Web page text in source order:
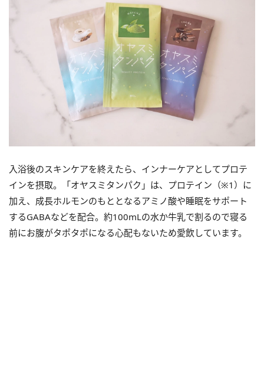
入浴後のスキンケアを終えたら、インナーケアとしてプロテ
インを摂取。「オヤスミタンパク」は、プロテイン（※1）に
加え、成長ホルモンのもととなるアミノ酸や睡眠をサポート
するGABAなどを配合。約100mLの水か牛乳で割るので寝る
前にお腹がタポタポになる心配もないため愛飲しています。